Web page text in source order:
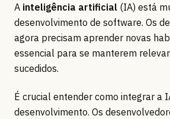
A inteligência artificial (IA) está
desenvolvimento de software. Os
agora precisam aprender novas
essencial para se manterem
sucedidos.
É crucial entender como integrar a
desenvolvimento. Os